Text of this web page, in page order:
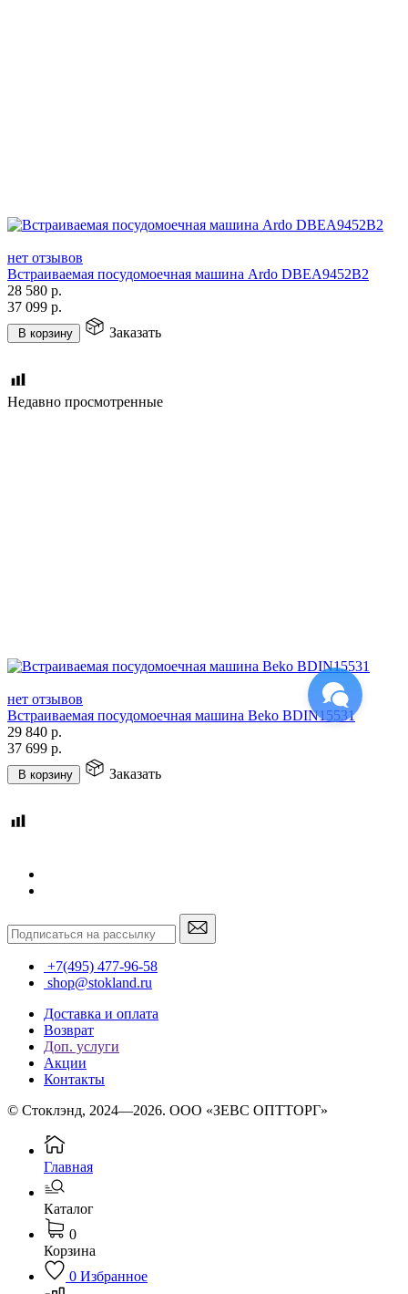
нет отзывов
Встраиваемая посудомоечная машина Ardo DBEA9452B2
28 580 р.
37 099 р.
В корзину Заказать
Недавно просмотренные
нет отзывов
Встраиваемая посудомоечная машина Beko BDIN15531
29 840 р.
37 699 р.
В корзину Заказать
+7(495) 477-96-58
shop@stokland.ru
Доставка и оплата
Возврат
Доп. услуги
Акции
Контакты
© Стоклэнд, 2024—2026. ООО «ЗЕВС ОПТТОРГ»
Главная
Каталог
0
Корзина
0 Избранное